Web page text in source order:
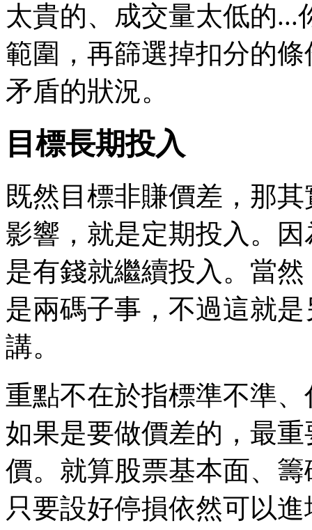
太貴的、成交量太低的
範圍，再篩選掉扣分的
矛盾的狀況。
目標長期投入
既然目標非賺價差，那
影響，就是定期投入。
是有錢就繼續投入。當
是兩碼子事，不過這就
講。
重點不在於指標準不準
如果是要做價差的，最
價。就算股票基本面、
只要設好停損依然可以